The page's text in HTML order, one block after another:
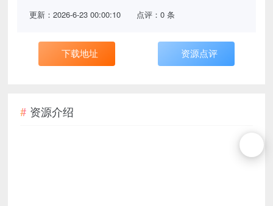
更新：2026-6-23 00:00:10 点评：0 条
下载地址 资源点评
资源介绍